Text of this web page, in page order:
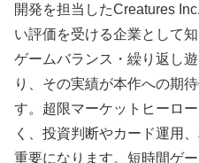
開発を担当したCreatures
い評価を受ける企業として
ゲームバランス・繰り返し
り、その実績が本作への期
す。超限マーケットヒーロ
く、投資判断やカード運用
重要になります。短時間ゲ